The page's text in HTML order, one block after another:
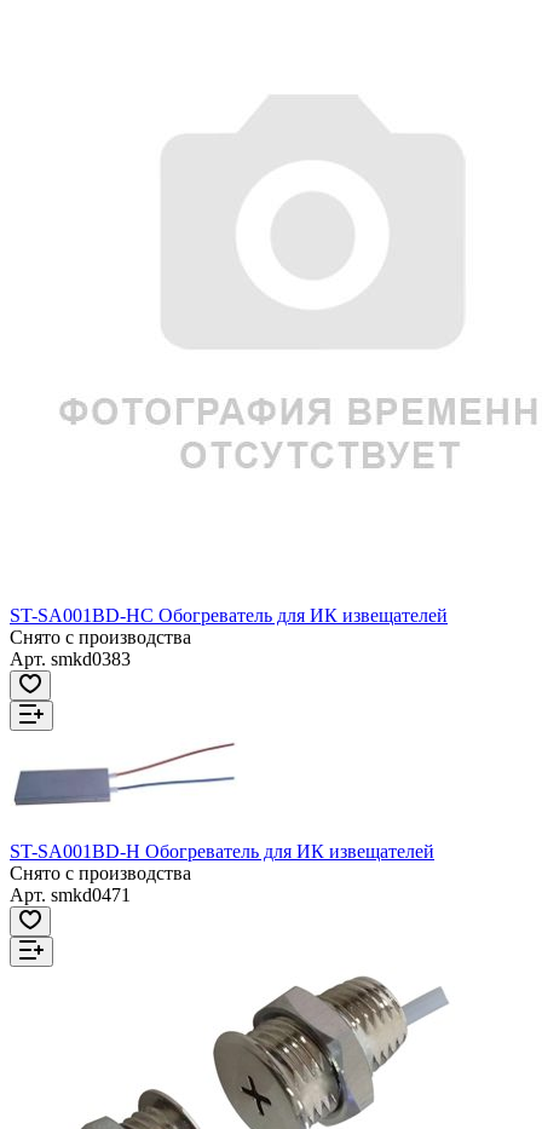
ST-SA001BD-HC Обогреватель для ИК извещателей
Снято с производства
Арт. smkd0383
ST-SA001BD-H Обогреватель для ИК извещателей
Снято с производства
Арт. smkd0471